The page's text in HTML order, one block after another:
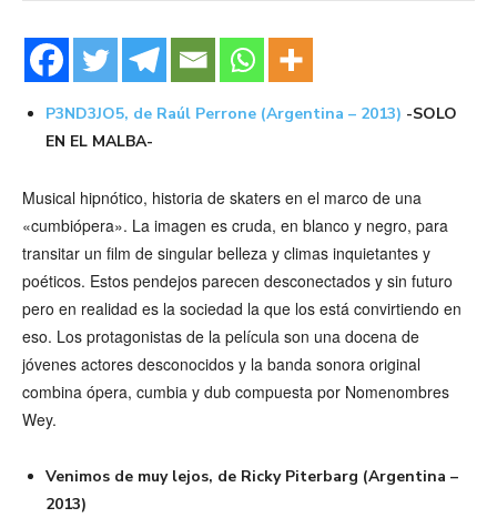
P3ND3JO5, de Raúl Perrone (Argentina – 2013) -SOLO
EN EL MALBA-
Musical hipnótico, historia de skaters en el marco de una
«cumbiópera». La imagen es cruda, en blanco y negro, para
transitar un film de singular belleza y climas inquietantes y
poéticos. Estos pendejos parecen desconectados y sin futuro
pero en realidad es la sociedad la que los está convirtiendo en
eso. Los protagonistas de la película son una docena de
jóvenes actores desconocidos y la banda sonora original
combina ópera, cumbia y dub compuesta por Nomenombres
Wey.
Venimos de muy lejos, de Ricky Piterbarg (Argentina –
2013)